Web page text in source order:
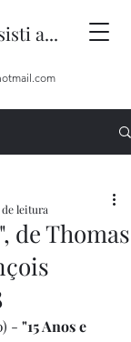
a...
de Thomas
leitura
- "15 Anos e